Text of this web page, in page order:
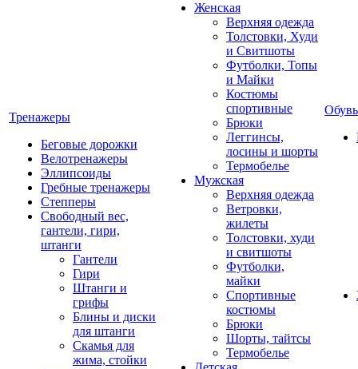
Тренажеры
Беговые дорожки
Велотренажеры
Эллипсоиды
Гребные тренажеры
Степперы
Свободный вес,
гантели, гири,
штанги
Гантели
Гири
Штанги и
грифы
Блины и диски
для штанги
Скамья для
жима, стойки
Женская
Верхняя одежда
Толстовки, Худи
и Свитшоты
Футболки, Топы
и Майки
Костюмы
спортивные
Брюки
Леггинсы,
лосины и шорты
Термобелье
Мужская
Верхняя одежда
Ветровки,
жилеты
Толстовки, худи
и свитшоты
Футболки,
майки
Спортивные
костюмы
Брюки
Шорты, тайтсы
Термобелье
Обувь